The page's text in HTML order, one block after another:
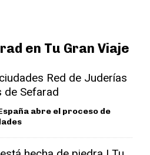
en Tu Gran Viaje
abre el proceso de